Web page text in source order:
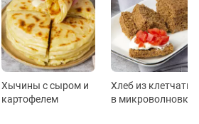
Хычины с сыром и
картофелем
Хлеб из клетчатки
в микроволновке